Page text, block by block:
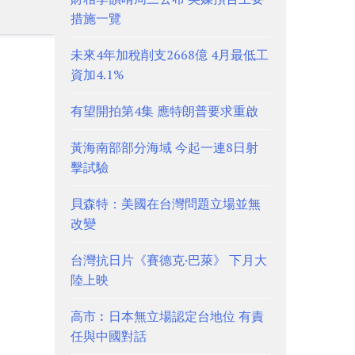
措施一覽
未來4年加稅削支2668億 4月最低工
資加4.1%
有望開拍第4集 應特朗普要求重啟
黃海南部部分海域 今起一連8日射
擊試驗
貝森特：美國在台灣問題立場並無
改變
台灣抗日片《賽德克·巴萊》 下月大
陸上映
高市︰日本無立場認定台地位 有責
任與中國對話